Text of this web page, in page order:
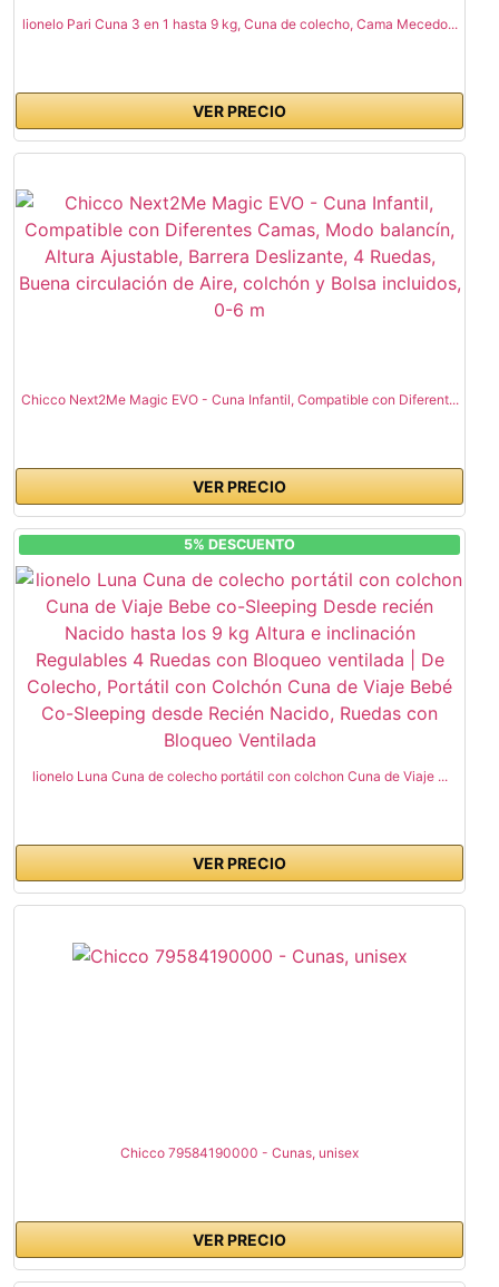
lionelo Pari Cuna 3 en 1 hasta 9 kg, Cuna de colecho, Cama Mecedo...
VER PRECIO
Chicco Next2Me Magic EVO - Cuna Infantil, Compatible con Diferent...
VER PRECIO
5% DESCUENTO
lionelo Luna Cuna de colecho portátil con colchon Cuna de Viaje ...
VER PRECIO
Chicco 79584190000 - Cunas, unisex
VER PRECIO